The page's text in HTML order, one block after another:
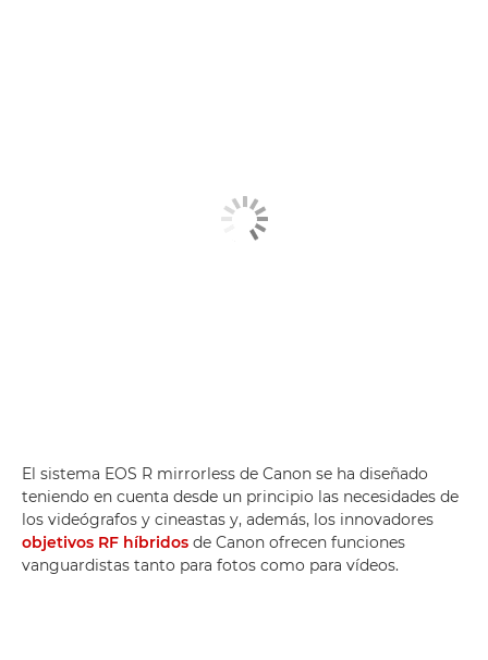
El sistema EOS R mirrorless de Canon se ha diseñado
teniendo en cuenta desde un principio las necesidades de
los videógrafos y cineastas y, además, los innovadores
objetivos RF híbridos de Canon ofrecen funciones
vanguardistas tanto para fotos como para vídeos.